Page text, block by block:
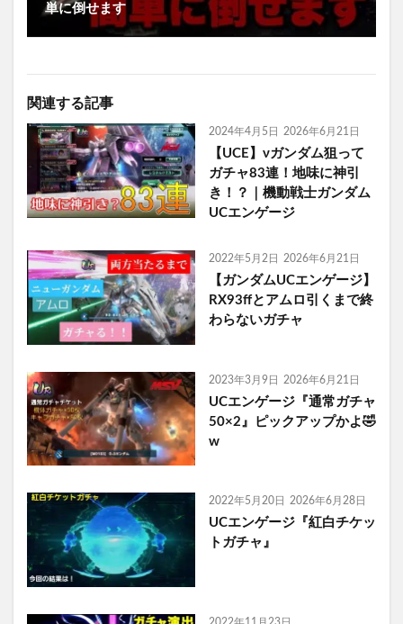
単に倒せます
関連する記事
2024年4月5日 2026年6月21日
【UCE】νガンダム狙って
ガチャ83連！地味に神引
き！？｜機動戦士ガンダム
UCエンゲージ
2022年5月2日 2026年6月21日
【ガンダムUCエンゲージ】
RX93ffとアムロ引くまで終
わらないガチャ
2023年3月9日 2026年6月21日
UCエンゲージ『通常ガチャ
50×2』ピックアップかよ🤣
w
2022年5月20日 2026年6月28日
UCエンゲージ『紅白チケッ
トガチャ』